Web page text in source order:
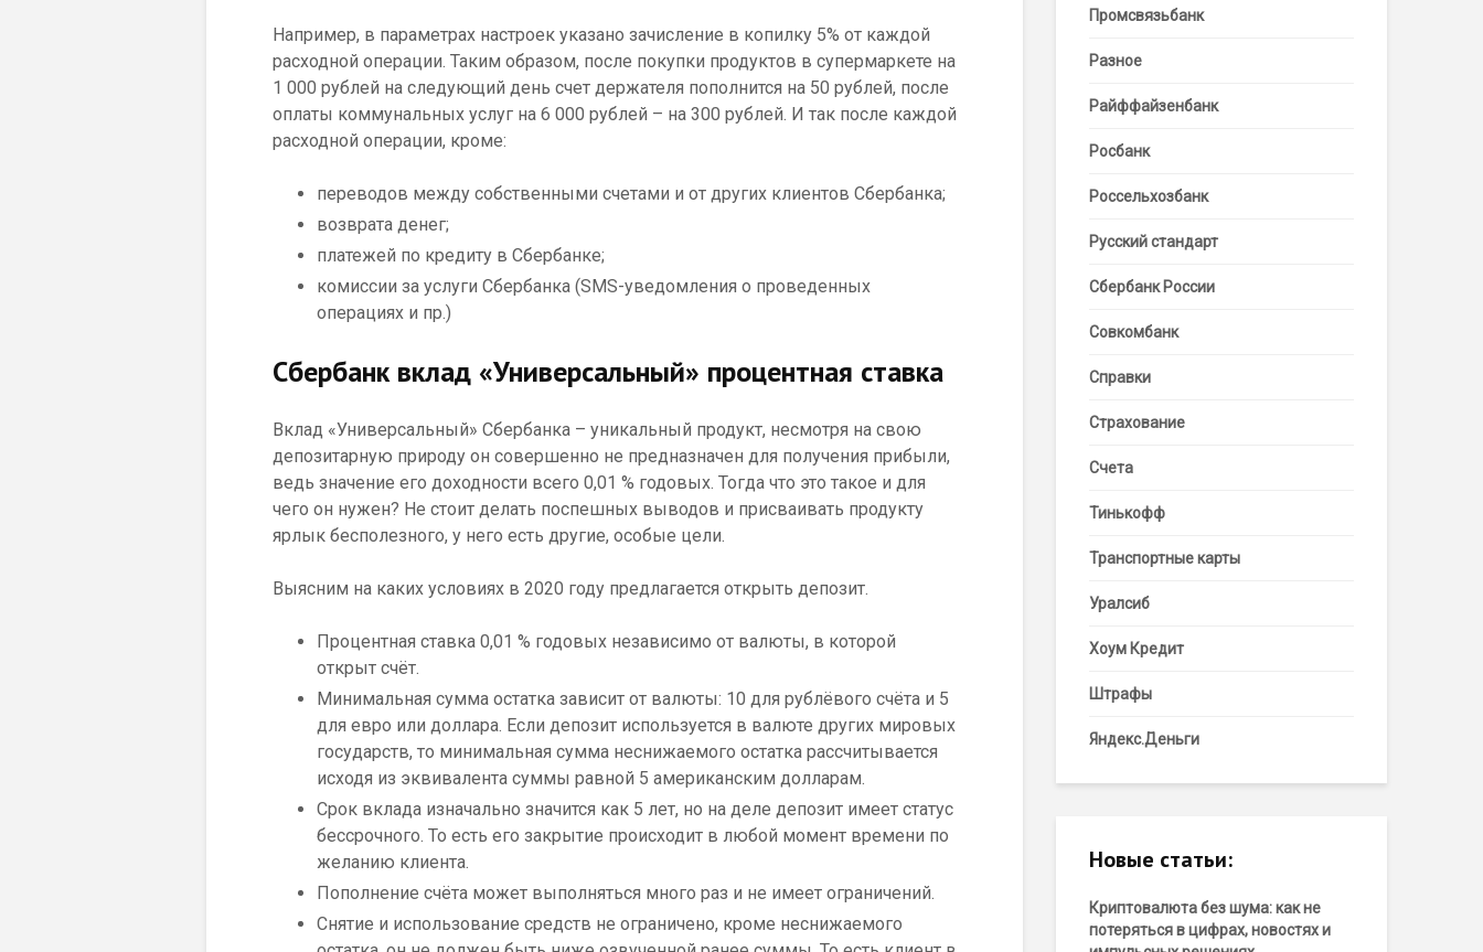
Например, в параметрах настроек указано зачисление в копилку 5% от каждой
расходной операции. Таким образом, после покупки продуктов в супермаркете на
1 000 рублей на следующий день счет держателя пополнится на 50 рублей, после
оплаты коммунальных услуг на 6 000 рублей – на 300 рублей. И так после каждой
расходной операции, кроме:
переводов между собственными счетами и от других клиентов Сбербанка;
возврата денег;
платежей по кредиту в Сбербанке;
комиссии за услуги Сбербанка (SMS-уведомления о проведенных
операциях и пр.)
Сбербанк вклад «Универсальный» процентная ставка
Вклад «Универсальный» Сбербанка – уникальный продукт, несмотря на свою
депозитарную природу он совершенно не предназначен для получения прибыли,
ведь значение его доходности всего 0,01 % годовых. Тогда что это такое и для
чего он нужен? Не стоит делать поспешных выводов и присваивать продукту
ярлык бесполезного, у него есть другие, особые цели.
Выясним на каких условиях в 2020 году предлагается открыть депозит.
Процентная ставка 0,01 % годовых независимо от валюты, в которой
открыт счёт.
Минимальная сумма остатка зависит от валюты: 10 для рублёвого счёта и 5
для евро или доллара. Если депозит используется в валюте других мировых
государств, то минимальная сумма неснижаемого остатка рассчитывается
исходя из эквивалента суммы равной 5 американским долларам.
Срок вклада изначально значится как 5 лет, но на деле депозит имеет статус
бессрочного. То есть его закрытие происходит в любой момент времени по
желанию клиента.
Пополнение счёта может выполняться много раз и не имеет ограничений.
Снятие и использование средств не ограничено, кроме неснижаемого
Промсвязьбанк
Разное
Райффайзенбанк
Росбанк
Россельхозбанк
Русский стандарт
Сбербанк России
Совкомбанк
Справки
Страхование
Счета
Тинькофф
Транспортные карты
Уралсиб
Хоум Кредит
Штрафы
Яндекс.Деньги
Новые статьи:
Криптовалюта без шума: как не
потеряться в цифрах, новостях и